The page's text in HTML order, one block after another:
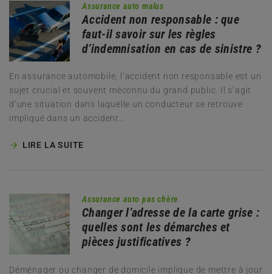
Assurance auto malus
Accident non responsable : que
faut-il savoir sur les règles
d’indemnisation en cas de sinistre ?
En assurance automobile, l’accident non responsable est un
sujet crucial et souvent méconnu du grand public. Il s’agit
d’une situation dans laquelle un conducteur se retrouve
impliqué dans un accident…
LIRE LA SUITE
Assurance auto pas chère
Changer l’adresse de la carte grise :
quelles sont les démarches et
pièces justificatives ?
Déménager ou changer de domicile implique de mettre à jour